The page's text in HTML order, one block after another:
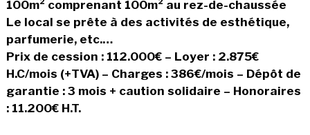
100m² comprenant 100m² au rez-de-chaussée
Le local se prête à des activités de esthétique,
parfumerie, etc.…
Prix de cession : 112.000€ – Loyer : 2.875€
H.C/mois (+TVA) – Charges : 386€/mois – Dépôt de
garantie : 3 mois + caution solidaire – Honoraires
: 11.200€ H.T.